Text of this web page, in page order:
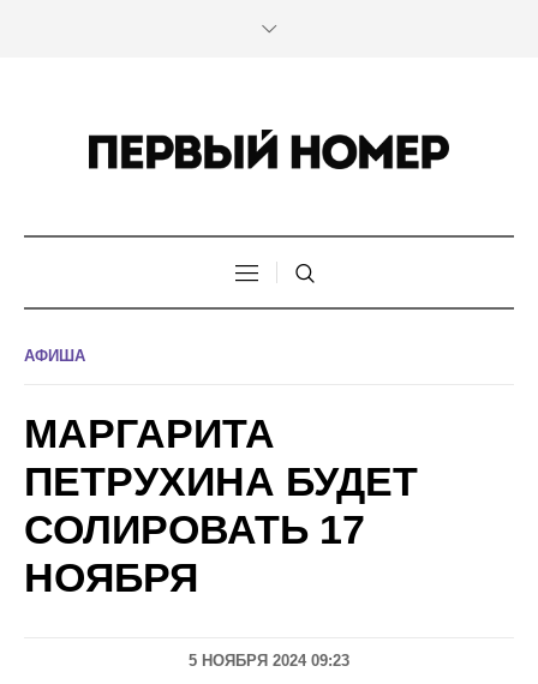
АФИША
МАРГАРИТА
ПЕТРУХИНА БУДЕТ
СОЛИРОВАТЬ 17
НОЯБРЯ
5 НОЯБРЯ 2024 09:23